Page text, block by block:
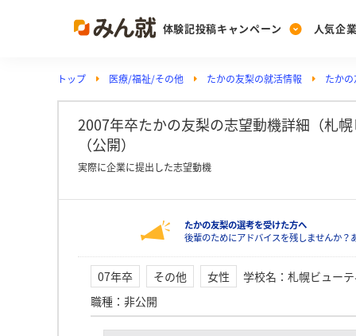
体験記投稿キャンペーン
Post
投稿する
人気企
Ranking
ランキングを見る
PickUp
注目の企業特集
動画で知ろう！業界
トップ 医療/福祉/その他 たかの友梨の就活情報 たか
2007年卒たかの友梨の志望動機詳細（札
（公開）
実際に企業に提出した志望動機
たかの友梨の選考を受けた方へ
後輩のためにアドバイスを残しませんか
07年卒 その他 女性 学校名 ： 札幌ビュー
職種 ： 非公開